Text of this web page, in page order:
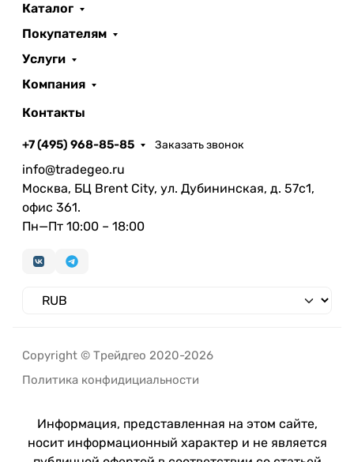
Каталог
Покупателям
Услуги
Компания
Контакты
+7 (495) 968-85-85 Заказать звонок
info@tradegeo.ru
Москва, БЦ Brent City, ул. Дубининская, д. 57с1,
офис 361.
Пн—Пт 10:00 – 18:00
Copyright © Трейдгео 2020-2026
Политика конфидициальности
Информация, представленная на этом сайте,
носит информационный характер и не является